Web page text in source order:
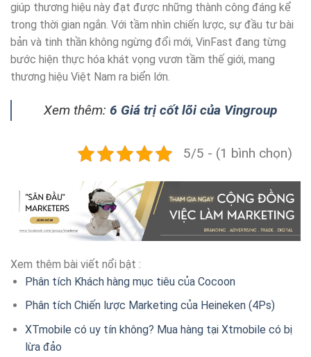
giúp thương hiệu này đạt được những thành công đáng kể
trong thời gian ngắn. Với tầm nhìn chiến lược, sự đầu tư bài
bản và tinh thần không ngừng đổi mới, VinFast đang từng
bước hiện thực hóa khát vọng vươn tầm thế giới, mang
thương hiệu Việt Nam ra biển lớn.
Xem thêm: 6 Giá trị cốt lõi của Vingroup
5/5 - (1 bình chọn)
Xem thêm bài viết nổi bật :
Phân tích Khách hàng mục tiêu của Cocoon
Phân tích Chiến lược Marketing của Heineken (4Ps)
XTmobile có uy tín không? Mua hàng tại Xtmobile có bị
lừa đảo